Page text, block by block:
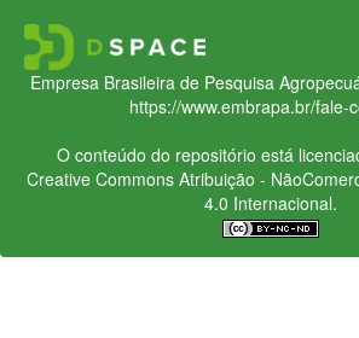
Empresa Brasileira de Pesquisa
https://www.embrapa.br/fale-
O conteúdo do repositório está
Creative CommonsAtribuição -
4.0 Internacional.